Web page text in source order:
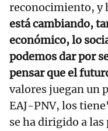
reconocimiento, y
está cambiando,
económico, lo
podemos dar por
pensar que el
valores juegan un
EAJ-PNV, los
se ha dirigido a las